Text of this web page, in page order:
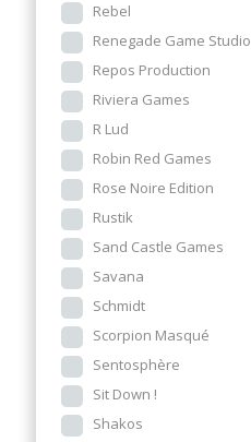
Rebel
Renegade Game Studio
Repos Production
Riviera Games
R Lud
Robin Red Games
Rose Noire Edition
Rustik
Sand Castle Games
Savana
Schmidt
Scorpion Masqué
Sentosphère
Sit Down !
Shakos